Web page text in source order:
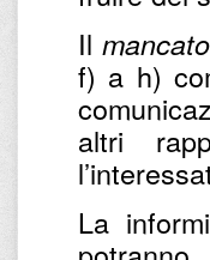
Il
f) a h)
altri
La